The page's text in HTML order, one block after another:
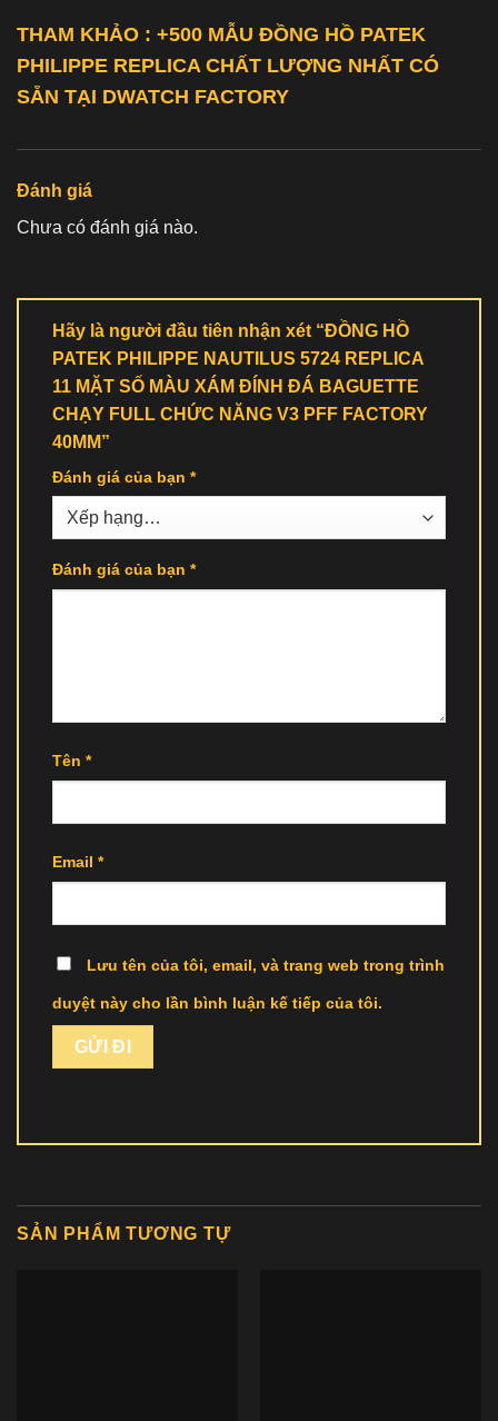
THAM KHẢO : +500 MẪU ĐỒNG HỒ PATEK
PHILIPPE REPLICA CHẤT LƯỢNG NHẤT CÓ
SẴN TẠI DWATCH FACTORY
Đánh giá
Chưa có đánh giá nào.
Hãy là người đầu tiên nhận xét “ĐỒNG HỒ
PATEK PHILIPPE NAUTILUS 5724 REPLICA
11 MẶT SỐ MÀU XÁM ĐÍNH ĐÁ BAGUETTE
CHẠY FULL CHỨC NĂNG V3 PFF FACTORY
40MM”
Đánh giá của bạn *
Đánh giá của bạn *
Tên *
Email *
Lưu tên của tôi, email, và trang web trong trình
duyệt này cho lần bình luận kế tiếp của tôi.
SẢN PHẨM TƯƠNG TỰ